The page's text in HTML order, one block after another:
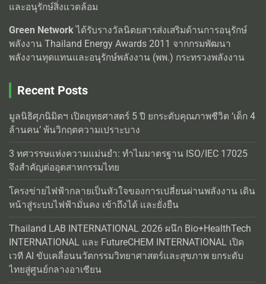
และอนุรักษ์สิ่งแวดล้อม
Green Networkได้รับรางวัลนิตยสารส่งเสริมด้านการอนุรักษ์
พลังงาน Thailand Energy Awards 2011 จากกรมพัฒนา
พลังงานทุดแทนและอนุรักษ์พลังงาน (พพ.) กระทรวงพลังงาน
Recent Posts
มูลนิธิศุภนิมิตฯ เปิดยุทธศาสตร์ 5 ปี ยกระดับคุณภาพชีวิต ‘เด็ก 4
ล้านคน’ พ้นวิกฤตความเปราะบาง
3 ทศวรรษแห่งความแม่นยำ: ทำไมมาตรฐาน ISO/IEC 17025
จึงสำคัญต่ออุตสาหกรรมไทย
โครงข่ายไฟฟ้ากลายเป็นหัวใจของการเปลี่ยนผ่านพลังงาน เดิน
หน้าสู่ระบบไฟฟ้ามั่นคง เข้าถึงได้ และยั่งยืน
Thailand LAB INTERNATIONAL 2026 ผนึก Bio+HealthTech
INTERNATIONAL และ FutureCHEM INTERNATIONAL เปิด
เวที AI ขับเคลื่อนนวัตกรรมวิทยาศาสตร์และสุขภาพ ยกระดับ
ไทยสู่ศูนย์กลางอาเซียน